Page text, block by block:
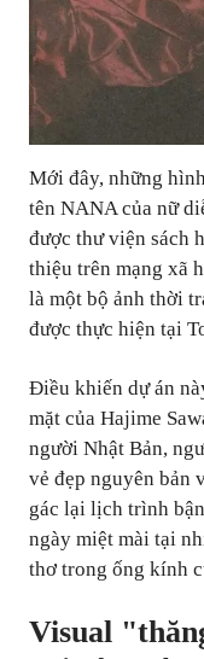
Mới đây, những
tên NANA của nữ
được thư viện sách
thiệu trên mạng xã
là một bộ ảnh thời
được thực hiện tại
Điều khiến dự án
mặt của Hajime
người Nhật Bản,
vẻ đẹp nguyên bản
gác lại lịch trình
ngày miệt mài tại
thơ trong ống kính
Visual